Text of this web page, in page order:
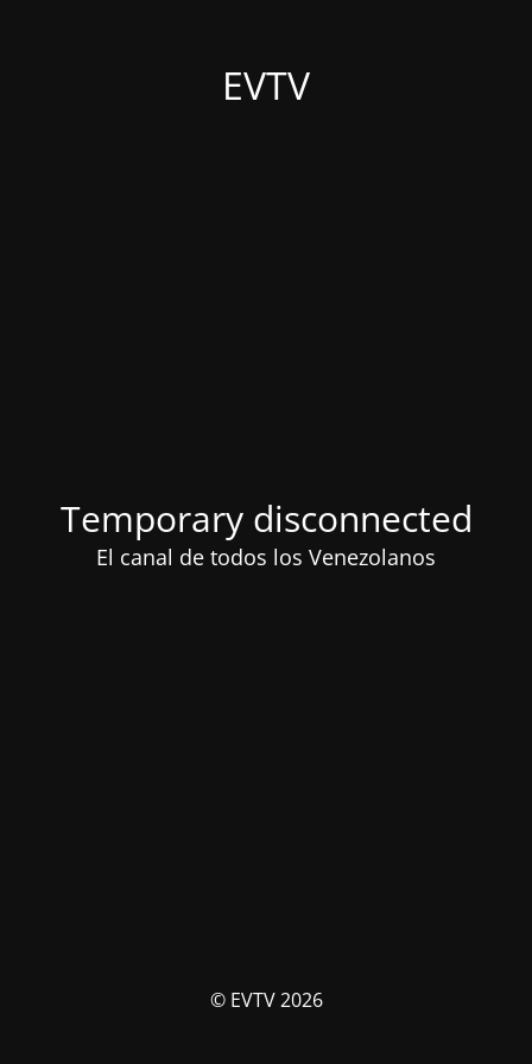
EVTV
Temporary disconnected
El canal de todos los Venezolanos
© EVTV 2026